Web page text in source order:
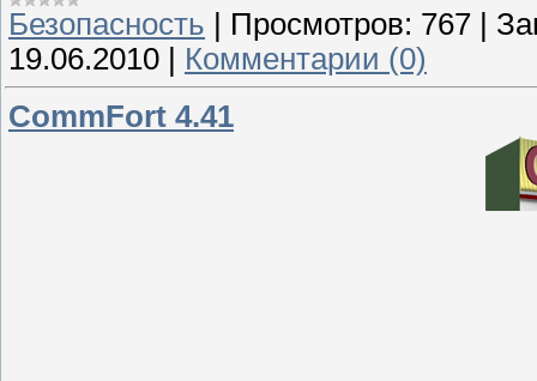
Безопасность Просмотров: 767
19.06.2010
Комментарии (0)
CommFort 4.41